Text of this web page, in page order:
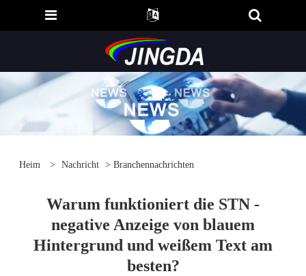
Heim > Nachricht >Branchennachrichten
Warum funktioniert die STN -
negative Anzeige von blauem
Hintergrund und weißem Text am
besten?